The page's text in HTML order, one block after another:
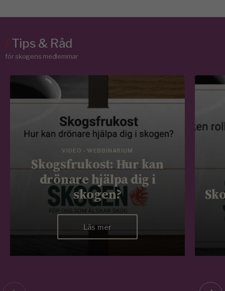
/Tips & Råd
för skogens medlemmar
VIDEO - WEBBINARIUM
Skogsfrukost: Hur kan
drönare hjälpa dig i
skogen?
Läs mer